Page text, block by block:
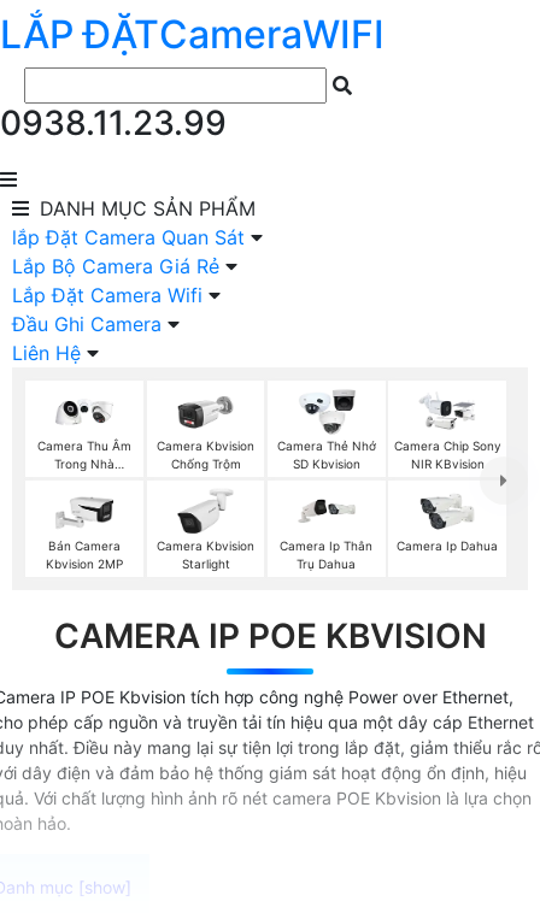
LẮP ĐẶTCameraWIFI
0938.11.23.99
DANH MỤC SẢN PHẨM
lắp Đặt Camera Quan Sát
Lắp Bộ Camera Giá Rẻ
Lắp Đặt Camera Wifi
Đầu Ghi Camera
Liên Hệ
Camera Thu Âm
Trong Nhà
Camera Kbvision
Chống Trộm
Camera Thẻ Nhớ
SD Kbvision
Camera Chip Sony
NIR KBvision
Bán Camera
Kbvision 2MP
Camera Kbvision
Starlight
Camera Ip Thân
Trụ Dahua
Camera Ip Dahua
CAMERA IP POE KBVISION
IP POE Kbvision tích hợp công nghệ Power over Ethernet,
phép cấp nguồn và truyền tải tín hiệu qua một dây cáp Ethernet
nhất. Điều này mang lại sự tiện lợi trong lắp đặt, giảm thiểu rắc
dây điện và đảm bảo hệ thống giám sát hoạt động ổn định, hiệu
Với chất lượng hình ảnh rõ nét camera POE Kbvision là lựa chọn
hảo.